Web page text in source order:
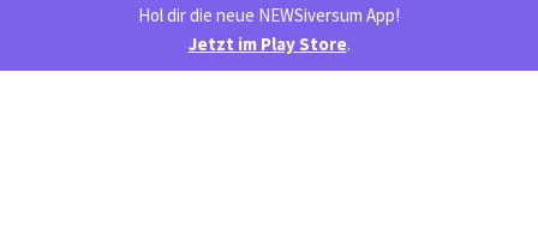
Hol dir die neue NEWSiversum App!
Jetzt im Play Store.